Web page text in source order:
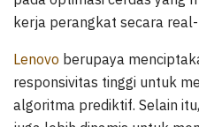
kerja perangkat secara
Lenovo berupaya
responsivitas tinggi untuk
algoritma prediktif. Selain